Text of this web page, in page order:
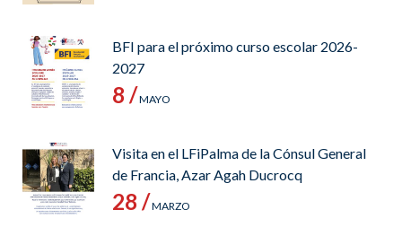
BFI para el próximo curso escolar 2026-
2027
8 /MAYO
Visita en el LFiPalma de la Cónsul General
de Francia, Azar Agah Ducrocq
28 /MARZO